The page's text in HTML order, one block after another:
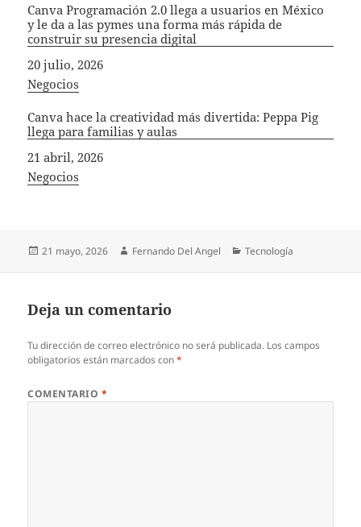
Canva Programación 2.0 llega a usuarios en México
y le da a las pymes una forma más rápida de
construir su presencia digital
Fecha
20 julio, 2026
In relation to
Negocios
Canva hace la creatividad más divertida: Peppa Pig
llega para familias y aulas
Fecha
21 abril, 2026
In relation to
Negocios
Publicado
21 mayo, 2026 Autor
Fernando Del Angel Categorías
Tecnología
Deja un comentario
Tu dirección de correo electrónico no será publicada. Los campos
obligatorios están marcados con*
COMENTARIO *